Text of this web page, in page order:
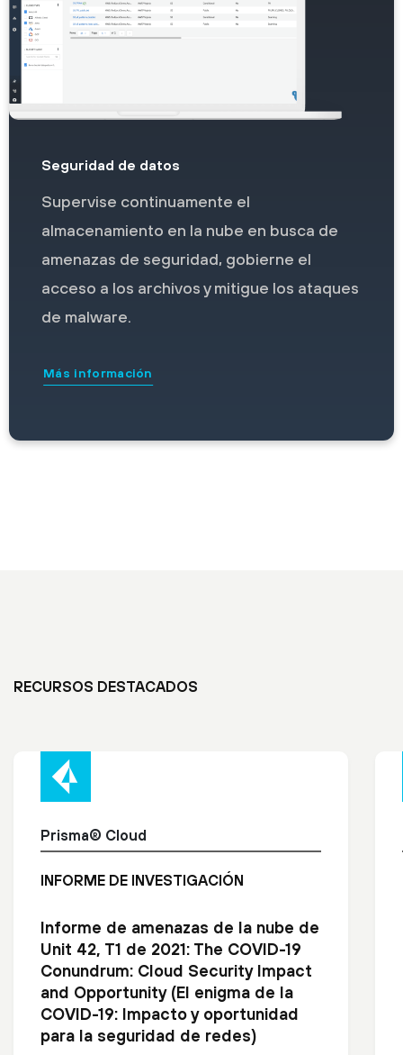
Seguridad de datos
Supervise continuamente el
almacenamiento en la nube en busca de
amenazas de seguridad, gobierne el
acceso a los archivos y mitigue los ataques
de malware.
Más información
RECURSOS DESTACADOS
Prisma® Cloud
INFORME DE INVESTIGACIÓN
Informe de amenazas de la nube de
Unit 42, T1 de 2021: The COVID-19
Conundrum: Cloud Security Impact
and Opportunity (El enigma de la
COVID-19: Impacto y oportunidad
para la seguridad de redes)